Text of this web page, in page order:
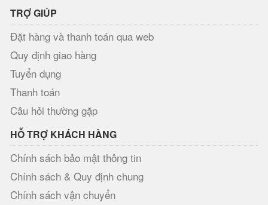
TRỢ GIÚP
Đặt hàng và thanh toán qua web
Quy định giao hàng
Tuyển dụng
Thanh toán
Câu hỏi thường gặp
HỖ TRỢ KHÁCH HÀNG
Chính sách bảo mật thông tin
Chính sách & Quy định chung
Chính sách vận chuyển